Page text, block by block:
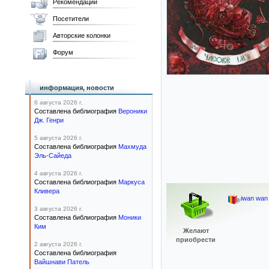
Желают
приобрести
iwan wan
Рекомендации
Посетители
Авторские колонки
Форум
информация, новости
6 августа 2026 г.
Составлена библиография Вероники
Дж. Генри
5 августа 2026 г.
Составлена библиография Махмуда
Эль-Сайеда
4 августа 2026 г.
Составлена библиография Маркуса
Кливера
3 августа 2026 г.
Составлена библиография Моники
Ким
2 августа 2026 г.
Составлена библиография
Вайшнави Патель